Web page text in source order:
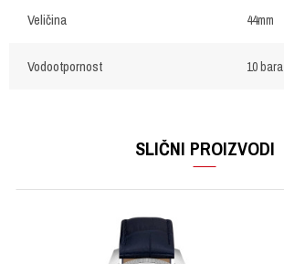
Veličina 44mm
Vodootpornost 10 bara
SLIČNI PROIZVODI